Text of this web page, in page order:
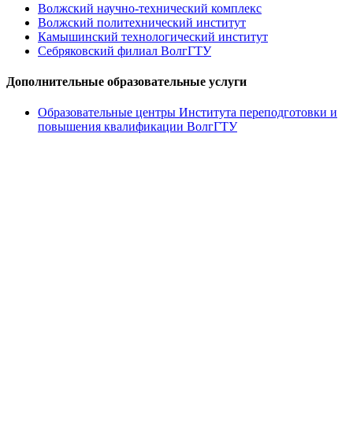
Волжский научно-технический комплекс
Волжский политехнический институт
Камышинский технологический институт
Себряковский филиал ВолгГТУ
Дополнительные образовательные услуги
Образовательные центры Института переподготовки и
повышения квалификации ВолгГТУ